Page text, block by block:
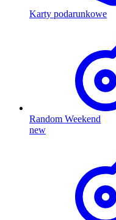
Karty podarunkowe
Random Weekend
new